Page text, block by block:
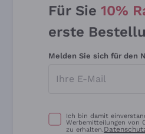
Für Sie 10%
erste
Melden Sie sich für den
Ich bin damit
Werbemitteilungen von
zu erhalten.